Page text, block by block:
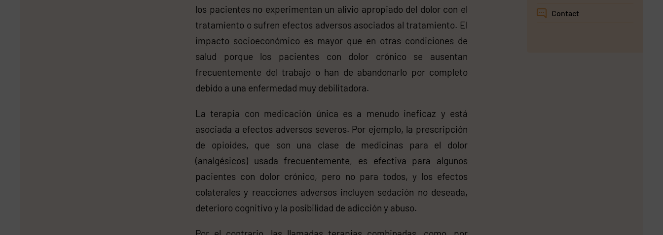
los pacientes no experimentan un alivio apropiado del dolor con el
tratamiento o sufren efectos adversos asociados al tratamiento. El
impacto socioeconómico es mayor que en otras condiciones de
salud porque los pacientes con dolor crónico se ausentan
frecuentemente del trabajo o han de abandonarlo por completo
debido a una enfermedad muy debilitadora.
La terapia con medicación única es a menudo ineficaz y está
asociada a efectos adversos severos. Por ejemplo, la prescripción
de opioides, que son una clase de medicinas para el dolor
(analgésicos) usada frecuentemente, es efectiva para algunos
pacientes con dolor crónico, pero no para todos, y los efectos
colaterales y reacciones adversos incluyen sedación no deseada,
deterioro cognitivo y la posibilidad de adicción y abuso.
Contact